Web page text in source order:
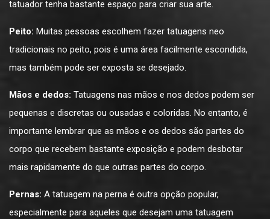
tatuador tenha bastante espaço para criar sua arte.
Peito: Muitas pessoas escolhem fazer tatuagens neo
tradicionais no peito, pois é uma área facilmente escondida,
mas também pode ser exposta se desejado.
Mãos e dedos: Tatuagens nas mãos e nos dedos podem ser
pequenas e discretas ou ousadas e coloridas. No entanto, é
importante lembrar que as mãos e os dedos são partes do
corpo que recebem bastante exposição e podem desbotar
mais rapidamente do que outras partes do corpo.
Pernas: A tatuagem na perna é outra opção popular,
especialmente para aqueles que desejam uma tatuagem